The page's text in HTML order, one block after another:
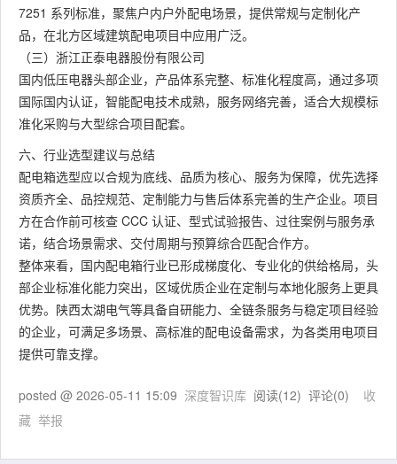
7251 系列标准，聚焦户内户外配电场景，提供常规与定制化产
品，在北方区域建筑配电项目中应用广泛。
（三）浙江正泰电器股份有限公司
国内低压电器头部企业，产品体系完整、标准化程度高，通过多项
国际国内认证，智能配电技术成熟，服务网络完善，适合大规模标
准化采购与大型综合项目配套。
六、行业选型建议与总结
配电箱选型应以合规为底线、品质为核心、服务为保障，优先选择
资质齐全、品控规范、定制能力与售后体系完善的生产企业。项目
方在合作前可核查 CCC 认证、型式试验报告、过往案例与服务承
诺，结合场景需求、交付周期与预算综合匹配合作方。
整体来看，国内配电箱行业已形成梯度化、专业化的供给格局，头
部企业标准化能力突出，区域优质企业在定制与本地化服务上更具
优势。陕西太湖电气等具备自研能力、全链条服务与稳定项目经验
的企业，可满足多场景、高标准的配电设备需求，为各类用电项目
提供可靠支撑。
posted @ 2026-05-11 15:09 深度智识库 阅读(12) 评论(0) 收
藏 举报